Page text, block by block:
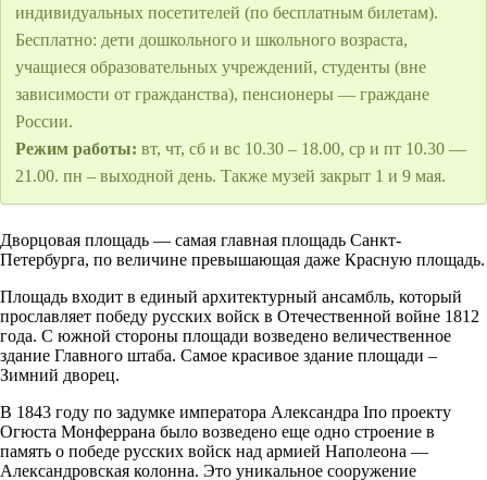
индивидуальных посетителей (по бесплатным билетам).
Бесплатно: дети дошкольного и школьного возраста,
учащиеся образовательных учреждений, студенты (вне
зависимости от гражданства), пенсионеры — граждане
России.
Режим работы: вт, чт, сб и вс 10.30 – 18.00, ср и пт 10.30 —
21.00. пн – выходной день. Также музей закрыт 1 и 9 мая.
Дворцовая площадь — самая главная площадь Санкт-
Петербурга, по величине превышающая даже Красную площадь.
Площадь входит в единый архитектурный ансамбль, который
прославляет победу русских войск в Отечественной войне 1812
года. С южной стороны площади возведено величественное
здание Главного штаба. Самое красивое здание площади –
Зимний дворец.
В 1843 году по задумке императора Александра Iпо проекту
Огюста Монферрана было возведено еще одно строение в
память о победе русских войск над армией Наполеона —
Александровская колонна. Это уникальное сооружение